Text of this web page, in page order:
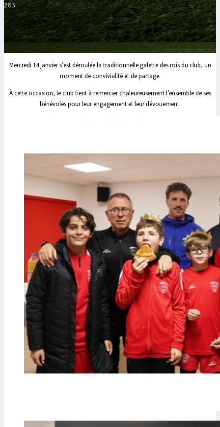
263
Mercredi 14 janvier s’est déroulée la traditionnelle galette des rois du club, un
moment de convivialité et de partage.
À cette occasion, le club tient à remercier chaleureusement l’ensemble de ses
bénévoles pour leur engagement et leur dévouement.